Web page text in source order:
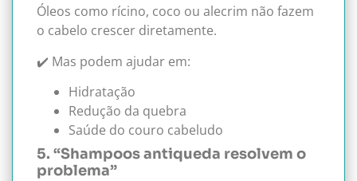
Óleos como rícino, coco ou alecrim não fazem
o cabelo crescer diretamente.
✔️ Mas podem ajudar em:
Hidratação
Redução da quebra
Saúde do couro cabeludo
5. “Shampoos antiqueda resolvem o
problema”